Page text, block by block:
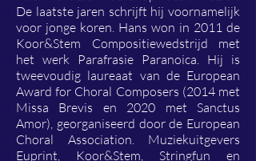
De laatste jaren schrijft hij voornamelijk
voor jonge koren. Hans won in 2011 de
Koor&Stem Compositiewedstrijd met
het werk Parafrasie Paranoica. Hij is
tweevoudig laureaat van de European
Award for Choral Composers (2014 met
Missa Brevis en 2020 met Sanctus
Amor), georganiseerd door de European
Choral Association. Muziekuitgevers
Euprint, Koor&Stem, Stringfun en